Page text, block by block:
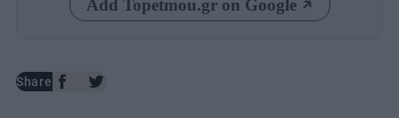
Add Topetmou.gr on Google
Share